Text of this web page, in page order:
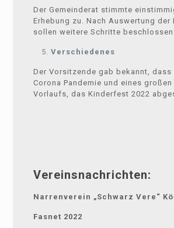
Der Gemeinderat stimmte
Erhebung zu. Nach Auswertung der
sollen weitere Schritte
Verschiedenes
Der Vorsitzende gab bekannt,
Corona Pandemie und eines
Vorlaufs, das Kinderfest 2022
Vereinsnachrichten:
Narrenverein „Schwarz Vere“
Fasnet 2022